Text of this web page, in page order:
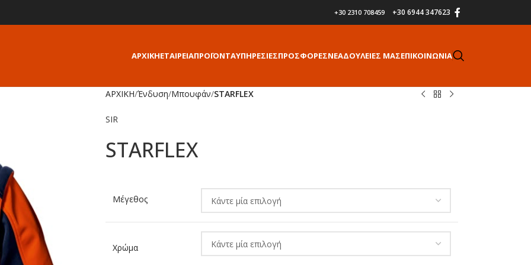
+30 2310 708459 +30 6944 347623
ΑΡΧΙΚΗΕΤΑΙΡΕΙΑΠΡΟΪΟΝΤΑΥΠΗΡΕΣΙΕΣΠΡΟΣΦΟΡΕΣΝΕΑΔΟΥΛΕΙΕΣ ΜΑΣΕΠΙΚΟΙΝΩΝΙΑ
ΑΡΧΙΚΗ/Ένδυση/Μπουφάν/STARFLEX
SIR
STARFLEX
Μέγεθος
Χρώμα